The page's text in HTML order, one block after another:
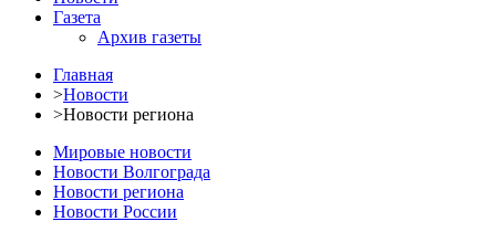
Газета
Архив газеты
Главная
>Новости
>Новости региона
Мировые новости
Новости Волгограда
Новости региона
Новости России